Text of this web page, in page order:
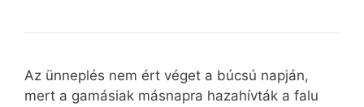
Az ünneplés nem ért véget a búcsú napján,
mert a gamásiak másnapra hazahívták a falu